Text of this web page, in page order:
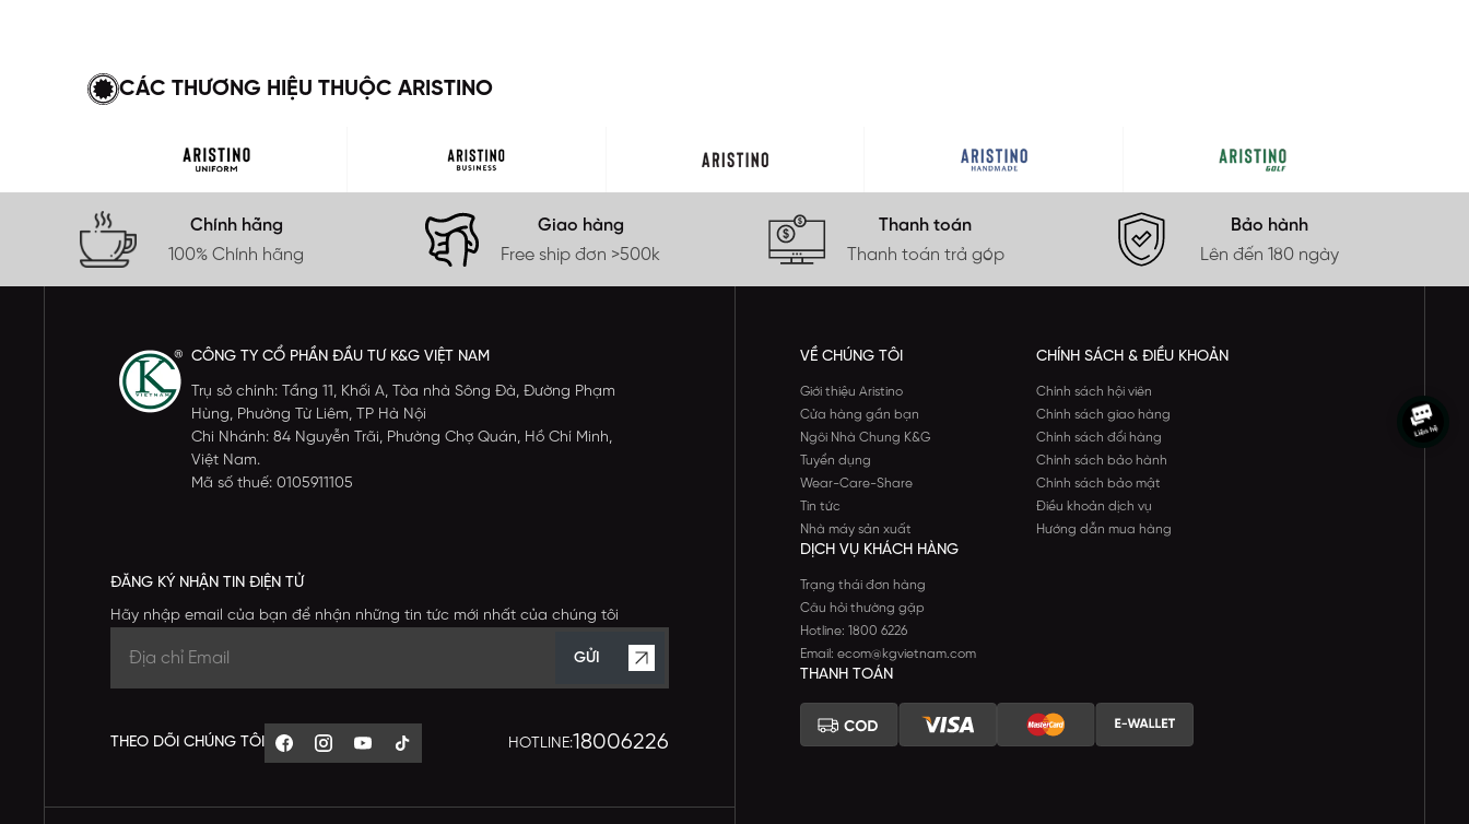
CÁC THƯƠNG HIỆU THUỘC ARISTINO
Chính hãng
100% Chính hãng
Giao hàng
Free ship đơn >500k
Thanh toán
Thanh toán trả góp
Bảo hành
Lên đến 180 ngày
CÔNG TY CỔ PHẦN ĐẦU TƯ K&G VIỆT NAM
Trụ sở chính: Tầng 11, Khối A, Tòa nhà Sông Đà, Đường Phạm
Hùng, Phường Từ Liêm, TP Hà Nội
Chi Nhánh: 84 Nguyễn Trãi, Phường Chợ Quán, Hồ Chí Minh,
Việt Nam.
Mã số thuế: 0105911105
ĐĂNG KÝ NHẬN TIN ĐIỆN TỬ
Hãy nhập email của bạn để nhận những tin tức mới nhất của chúng tôi
GỬI
THEO DÕI CHÚNG TÔI HOTLINE:18006226
VỀ CHÚNG TÔI
Giới thiệu Aristino
Cửa hàng gần bạn
Ngôi Nhà Chung K&G
Tuyển dụng
Wear-Care-Share
Tin tức
Nhà máy sản xuất
CHÍNH SÁCH & ĐIỀU KHOẢN
Chính sách hội viên
Chính sách giao hàng
Chính sách đổi hàng
Chính sách bảo hành
Chính sách bảo mật
Điều khoản dịch vụ
Hướng dẫn mua hàng
DỊCH VỤ KHÁCH HÀNG
Trạng thái đơn hàng
Câu hỏi thường gặp
Hotline: 1800 6226
Email: ecom@kgvietnam.com
THANH TOÁN